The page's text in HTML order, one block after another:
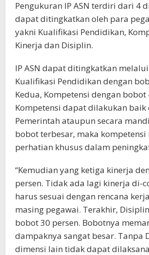
Pengukuran IP ASN terdiri dari 4
dapat ditingkatkan oleh para
yakni Kualifikasi Pendidikan,
Kinerja dan Disiplin.
IP ASN dapat ditingkatkan
Kualifikasi Pendidikan dengan
Kedua, Kompetensi dengan bobot
Kompetensi dapat dilakukan baik
Pemerintah ataupun secara
bobot terbesar, maka kompetensi
perhatian khusus dalam
“Kemudian yang ketiga kinerja
persen. Tidak ada lagi kinerja di-
harus sesuai dengan rencana
masing pegawai. Terakhir,
bobot 30 persen. Bobotnya
dampaknya sangat besar. Tanpa
dimensi lain tidak dapat